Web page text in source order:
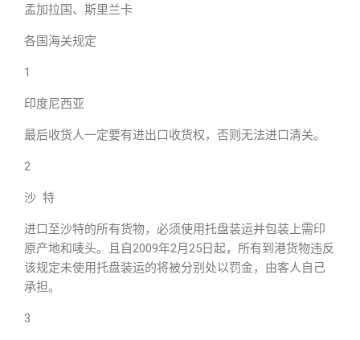
孟加拉国、斯里兰卡
各国海关规定
1
印度尼西亚
最后收货人一定要有进出口收货权，否则无法进口清关。
2
沙 特
进口至沙特的所有货物，必须使用托盘装运并包装上需印
原产地和唛头。且自2009年2月25日起，所有到港货物违反
该规定未使用托盘装运的将被分别处以罚金，由客人自己
承担。
3